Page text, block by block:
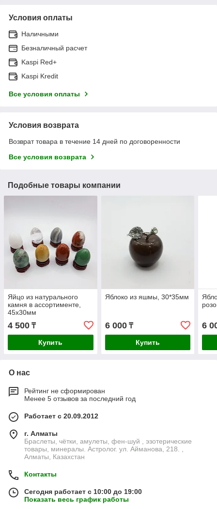
Условия оплаты
Наличными
Безналичный расчет
Kaspi Red+
Kaspi Kredit
Все условия оплаты
Условия возврата
Возврат товара в течение 14 дней по договоренности
Все условия возврата
Подобные товары компании
Яйцо из натурального
камня в ассортименте,
45х30мм
4 500 ₸
Купить
Яблоко из яшмы, 30*35мм
6 000₸
Купить
6
О нас
Рейтинг не сформирован
Менее 5 отзывов за последний год
Работает с 20.09.2012
г. Алматы
Браслеты, чётки, амулеты, фен-шуй , эзотерические
товары, минералы. Астролог. ул. Айманова, 218. ,
Алматы, Казахстан
Контакты
Сегодня работает с 10:00 до 19:00
Показать весь график работы